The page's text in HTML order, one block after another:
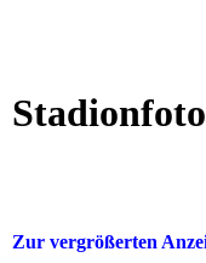
Zur vergrößerten